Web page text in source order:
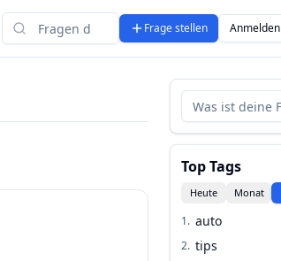
Suchen
Frage stellen Anmelden
Top Tags
Heute Monat
1. auto
2. tips